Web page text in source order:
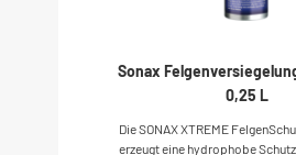
Sonax Felgenversiegelung
0,25 L
Die SONAX XTREME
erzeugt eine hydrophobe